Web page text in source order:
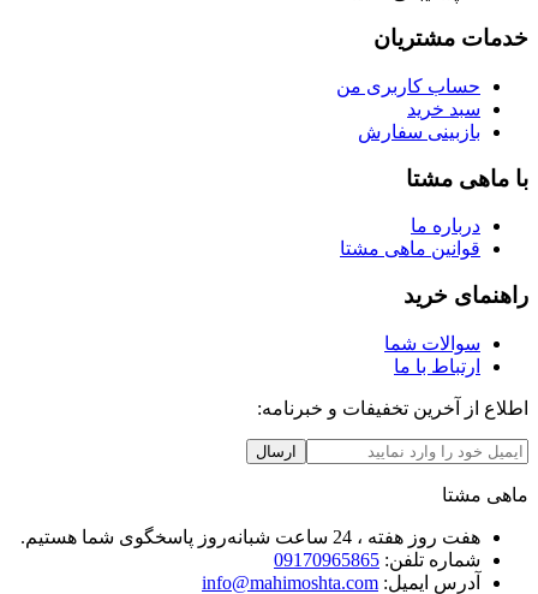
خدمات مشتریان
حساب کاربری من
سبد خرید
بازبینی سفارش
با ماهی مشتا
درباره ما
قوانین ماهی مشتا
راهنمای خرید
سوالات شما
ارتباط با ما
اطلاع از آخرین تخفیفات و خبرنامه:
ارسال
ماهی مشتا
هفت روز هفته ، 24 ساعت شبانه‌روز پاسخگوی شما هستیم.
شماره تلفن: 09170965865
آدرس ایمیل: info@mahimoshta.com